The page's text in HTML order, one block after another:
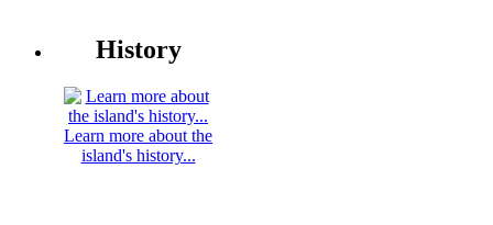
History
Learn more about the
island's history...